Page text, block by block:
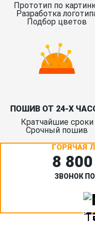
Прототип по
Разработка
Подбор цветов
ПОШИВ ОТ 24-Х
Кратчайшие сроки
Срочный пошив
ГОРЯЧАЯ
8
ЗВОНОК
Или кратко опишите